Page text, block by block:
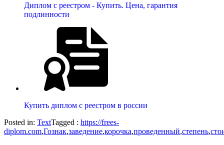
Диплом с реестром - Купить. Цена, гарантия
подлинности
Купить диплом с реестром в россии
Posted in: TextTagged : https://frees-
diplom.com,Гознак,заведение,корочка,проведенный,степень,